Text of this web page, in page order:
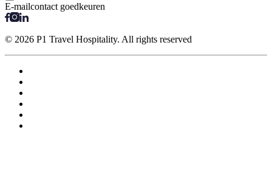
E-mailcontact goedkeuren
© 2026 P1 Travel Hospitality. All rights reserved